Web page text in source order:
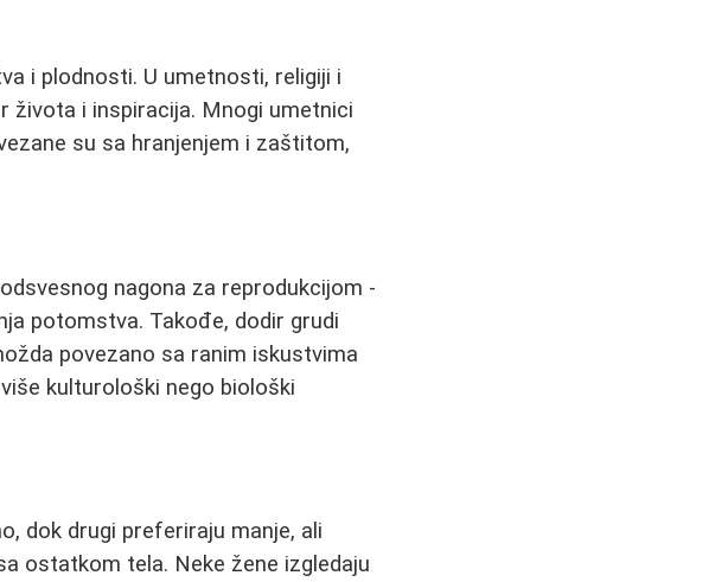
i plodnosti. U umetnosti, religiji i
života i inspiracija. Mnogi umetnici
su sa hranjenjem i zaštitom,
nagona za reprodukcijom -
potomstva. Takođe, dodir grudi
povezano sa ranim iskustvima
kulturološki nego biološki
dok drugi preferiraju manje, ali
ostatkom tela. Neke žene izgledaju